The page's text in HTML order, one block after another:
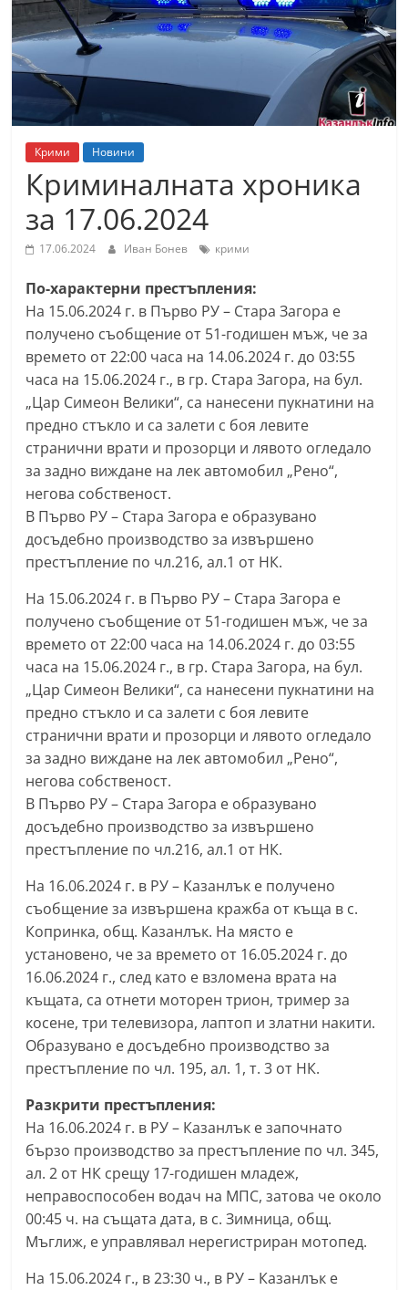
т
К
а
н
ъ
к
и
б
л
а
с
т
С
т
а
р
З
г
о
р
–
k
a
z
a
n
l
a
k
.
n
o
,
a
a
n
l
a
k
Крими Новини
Криминалната хроника
за 17.06.2024
17.06.2024 Иван Бонев крими
По-характерни престъпления:
На 15.06.2024 г. в Първо РУ – Стара Загора е
получено съобщение от 51-годишен мъж, че за
времето от 22:00 часа на 14.06.2024 г. до 03:55
часа на 15.06.2024 г., в гр. Стара Загора, на бул.
„Цар Симеон Велики“, са нанесени пукнатини на
предно стъкло и са залети с боя левите
странични врати и прозорци и лявото огледало
за задно виждане на лек автомобил „Рено“,
негова собственост.
В Първо РУ – Стара Загора е образувано
досъдебно производство за извършено
престъпление по чл.216, ал.1 от НК.
На 15.06.2024 г. в Първо РУ – Стара Загора е
получено съобщение от 51-годишен мъж, че за
времето от 22:00 часа на 14.06.2024 г. до 03:55
часа на 15.06.2024 г., в гр. Стара Загора, на бул.
„Цар Симеон Велики“, са нанесени пукнатини на
предно стъкло и са залети с боя левите
странични врати и прозорци и лявото огледало
за задно виждане на лек автомобил „Рено“,
негова собственост.
В Първо РУ – Стара Загора е образувано
досъдебно производство за извършено
престъпление по чл.216, ал.1 от НК.
На 16.06.2024 г. в РУ – Казанлък е получено
съобщение за извършена кражба от къща в с.
Копринка, общ. Казанлък. На място е
установено, че за времето от 16.05.2024 г. до
16.06.2024 г., след като е взломена врата на
къщата, са отнети моторен трион, тример за
косене, три телевизора, лаптоп и златни накити.
Образувано е досъдебно производство за
престъпление по чл. 195, ал. 1, т. 3 от НК.
Разкрити престъпления:
На 16.06.2024 г. в РУ – Казанлък е започнато
бързо производство за престъпление по чл. 345,
ал. 2 от НК срещу 17-годишен младеж,
неправоспособен водач на МПС, затова че около
00:45 ч. на същата дата, в с. Зимница, общ.
Мъглиж, е управлявал нерегистриран мотопед.
На 15.06.2024 г., в 23:30 ч., в РУ – Казанлък е